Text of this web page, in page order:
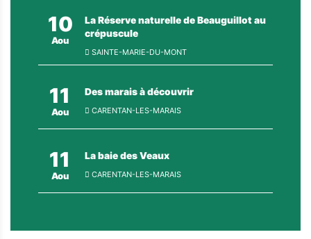
10
Aou
La Réserve naturelle de Beauguillot au
crépuscule
SAINTE-MARIE-DU-MONT
11
Aou
Des marais à découvrir
CARENTAN-LES-MARAIS
11
Aou
La baie des Veaux
CARENTAN-LES-MARAIS